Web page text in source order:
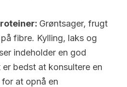
Grøntsager, frugt
fibre. Kylling, laks og
indeholder en god
bedst at konsultere en
at opnå en